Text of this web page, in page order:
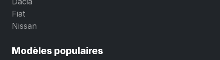
Fiat
Nissan
Modèles populaires